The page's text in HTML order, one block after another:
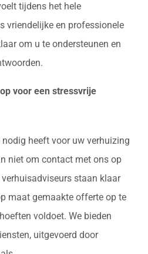
tijdens het hele
vriendelijke en professionele
om u te ondersteunen en
voor een stressvrije
heeft voor uw verhuizing
niet om contact met ons op
staan klaar
maat gemaakte offerte op te
voldoet. We bieden
uitgevoerd door